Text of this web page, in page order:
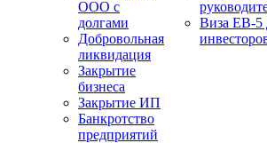
ООО с
долгами
Добровольная
ликвидация
Закрытие
бизнеса
Закрытие ИП
Банкротство
предприятий
Виза EB-5